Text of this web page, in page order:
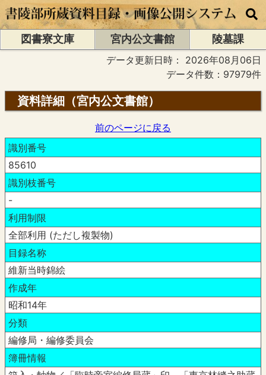
図書寮文庫 宮内公文書館
陵墓課
データ更新日時： 2026年08月06日
データ件数：97979件
資料詳細（宮内公文書館）
前のページに戻る
識別番号
85610
識別枝番号
-
利用制限
全部利用 (ただし複製物)
目録名称
維新当時錦絵
作成年
昭和14年
分類
編修局・編修委員会
簿冊情報